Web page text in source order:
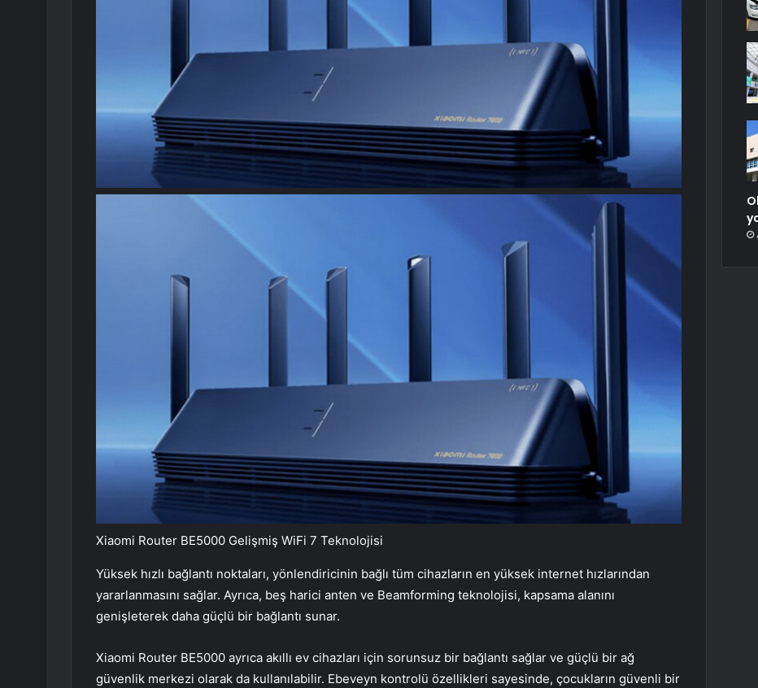
Xiaomi Router BE5000 Gelişmiş WiFi 7 Teknolojisi
Yüksek hızlı bağlantı noktaları, yönlendiricinin bağlı tüm cihazların en yüksek internet hızlarından
yararlanmasını sağlar. Ayrıca, beş harici anten ve Beamforming teknolojisi, kapsama alanını
genişleterek daha güçlü bir bağlantı sunar.
Xiaomi Router BE5000 ayrıca akıllı ev cihazları için sorunsuz bir bağlantı sağlar ve güçlü bir ağ
güvenlik merkezi olarak da kullanılabilir. Ebeveyn kontrolü özellikleri sayesinde, çocukların güvenli bir